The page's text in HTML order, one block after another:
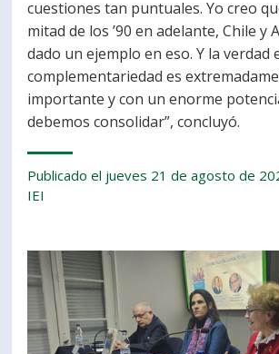
cuestiones tan puntuales. Yo creo
mitad de los ’90 en adelante, Chile y
dado un ejemplo en eso. Y la verdad
complementariedad es
importante y con un enorme
debemos consolidar”, concluyó.
Publicado el jueves 21 de agosto de
IEI